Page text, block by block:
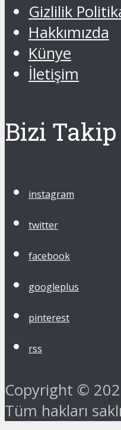
Gizlilik
Hakkımızda
Künye
İletişim
Bizi
instagram
twitter
facebook
googleplus
pinterest
rss
Copyright ©
Tüm hakları